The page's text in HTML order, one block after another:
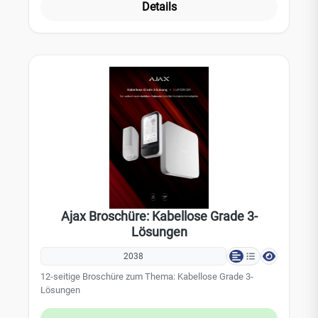
Details
Ajax Broschüre: Kabellose Grade 3-
Lösungen
2038
12-seitige Broschüre zum Thema: Kabellose Grade 3-
Lösungen